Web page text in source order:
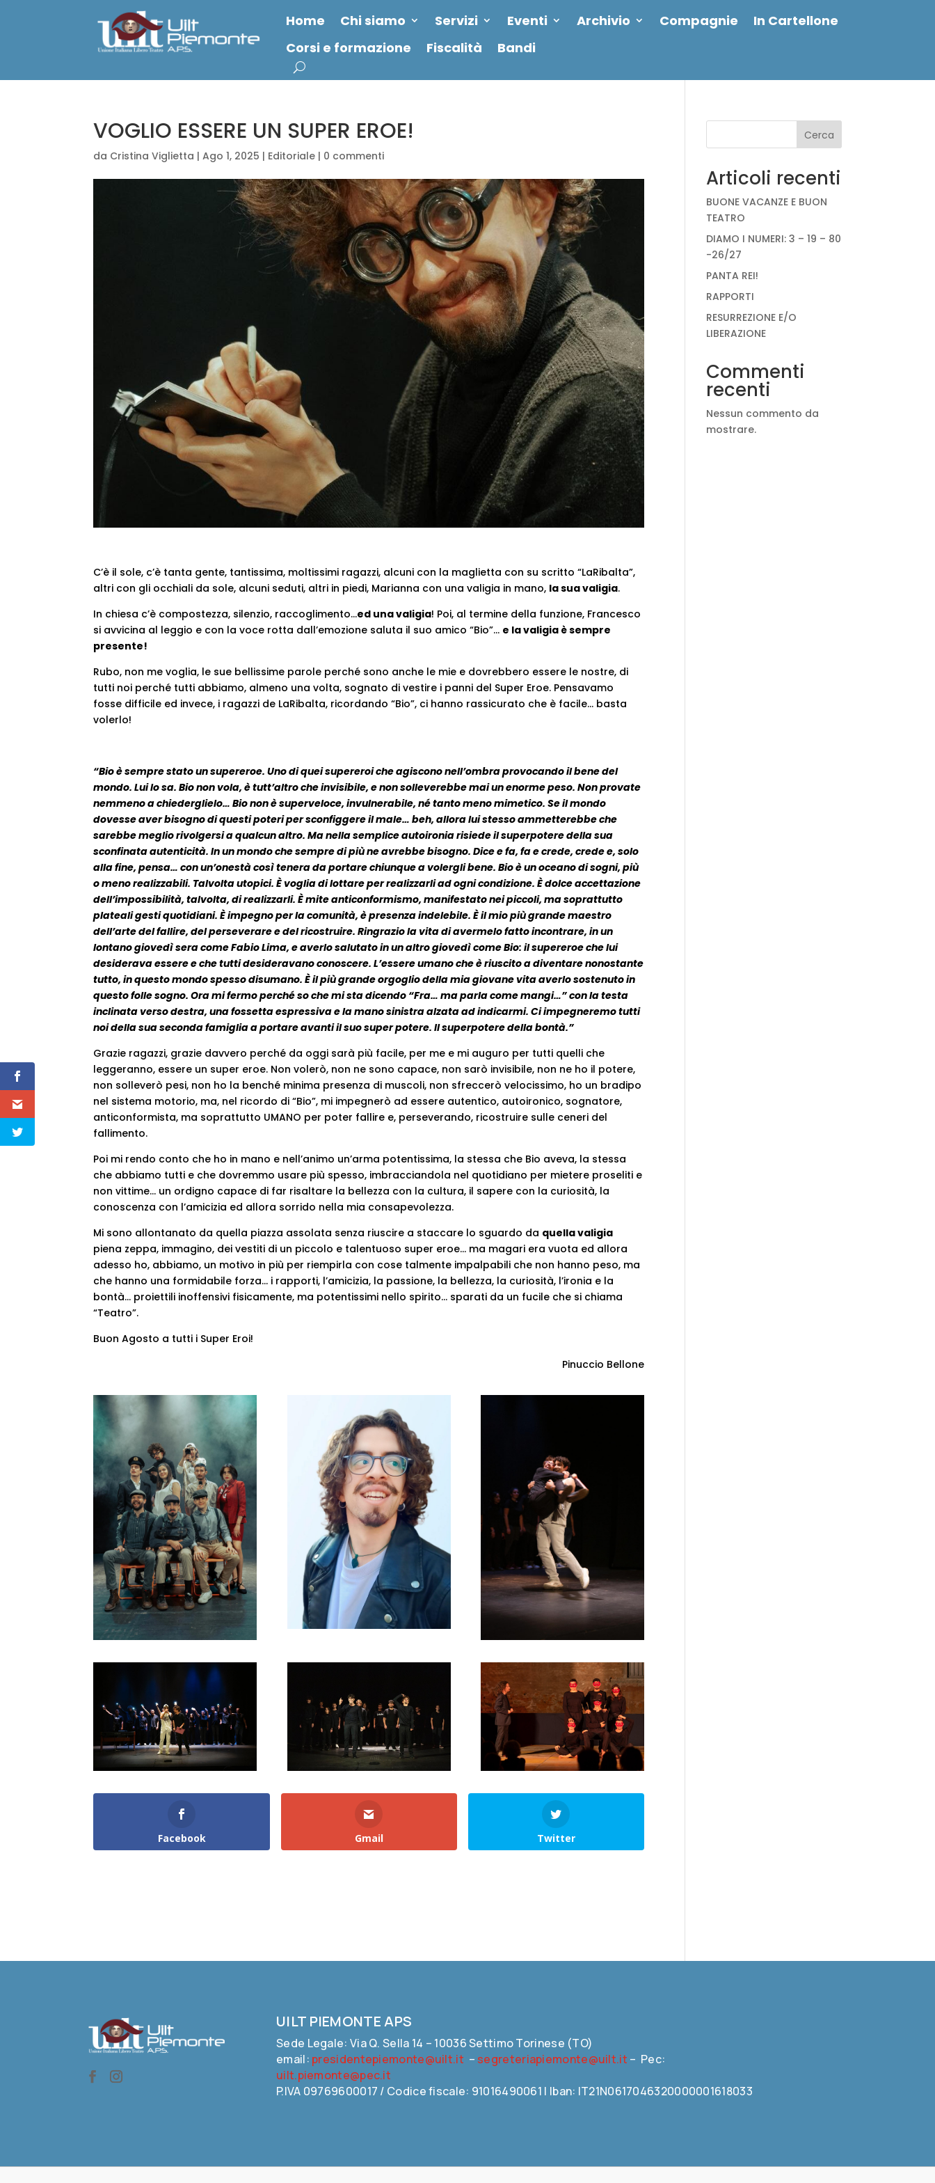
Home Chi siamo Servizi Eventi Archivio Compagnie
In Cartellone
Corsi e formazione
Fiscalità Bandi
VOGLIO ESSERE UN SUPER EROE!
da Cristina Viglietta |Ago 1, 2025 | Editoriale | 0 commenti
C’è il sole, c’è tanta gente, tantissima, moltissimi ragazzi, alcuni con la maglietta con su scritto “LaRibalta”,
altri con gli occhiali da sole, alcuni seduti, altri in piedi, Marianna con una valigia in mano, la sua valigia.
In chiesa c’è compostezza, silenzio, raccoglimento…ed una valigia! Poi, al termine della funzione, Francesco
si avvicina al leggio e con la voce rotta dall’emozione saluta il suo amico “Bio”… e la valigia è sempre
presente!
Rubo, non me voglia, le sue bellissime parole perché sono anche le mie e dovrebbero essere le nostre, di
tutti noi perché tutti abbiamo, almeno una volta, sognato di vestire i panni del Super Eroe. Pensavamo
fosse difficile ed invece, i ragazzi de LaRibalta, ricordando “Bio”, ci hanno rassicurato che è facile… basta
volerlo!
“Bio è sempre stato un supereroe. Uno di quei supereroi che agiscono nell’ombra provocando il bene del
mondo. Lui lo sa. Bio non vola, è tutt’altro che invisibile, e non solleverebbe mai un enorme peso. Non provate
nemmeno a chiederglielo… Bio non è superveloce, invulnerabile, né tanto meno mimetico. Se il mondo
dovesse aver bisogno di questi poteri per sconfiggere il male… beh, allora lui stesso ammetterebbe che
sarebbe meglio rivolgersi a qualcun altro. Ma nella semplice autoironia risiede il superpotere della sua
sconfinata autenticità. In un mondo che sempre di più ne avrebbe bisogno. Dice e fa, fa e crede, crede e, solo
alla fine, pensa… con un’onestà così tenera da portare chiunque a volergli bene. Bio è un oceano di sogni, più
o meno realizzabili. Talvolta utopici. È voglia di lottare per realizzarli ad ogni condizione. È dolce accettazione
dell’impossibilità, talvolta, di realizzarli. È mite anticonformismo, manifestato nei piccoli, ma soprattutto
plateali gesti quotidiani. È impegno per la comunità, è presenza indelebile. È il mio più grande maestro
dell’arte del fallire, del perseverare e del ricostruire. Ringrazio la vita di avermelo fatto incontrare, in un
lontano giovedì sera come Fabio Lima, e averlo salutato in un altro giovedì come Bio: il supereroe che lui
desiderava essere e che tutti desideravano conoscere. L’essere umano che è riuscito a diventare nonostante
tutto, in questo mondo spesso disumano. È il più grande orgoglio della mia giovane vita averlo sostenuto in
questo folle sogno. Ora mi fermo perché so che mi sta dicendo “Fra… ma parla come mangi…” con la testa
inclinata verso destra, una fossetta espressiva e la mano sinistra alzata ad indicarmi. Ci impegneremo tutti
noi della sua seconda famiglia a portare avanti il suo super potere. Il superpotere della bontà.”
Grazie ragazzi, grazie davvero perché da oggi sarà più facile, per me e mi auguro per tutti quelli che
leggeranno, essere un super eroe. Non volerò, non ne sono capace, non sarò invisibile, non ne ho il potere,
non solleverò pesi, non ho la benché minima presenza di muscoli, non sfreccerò velocissimo, ho un bradipo
nel sistema motorio, ma, nel ricordo di “Bio”, mi impegnerò ad essere autentico, autoironico, sognatore,
anticonformista, ma soprattutto UMANO per poter fallire e, perseverando, ricostruire sulle ceneri del
fallimento.
Poi mi rendo conto che ho in mano e nell’animo un’arma potentissima, la stessa che Bio aveva, la stessa
che abbiamo tutti e che dovremmo usare più spesso, imbracciandola nel quotidiano per mietere proseliti e
non vittime… un ordigno capace di far risaltare la bellezza con la cultura, il sapere con la curiosità, la
conoscenza con l’amicizia ed allora sorrido nella mia consapevolezza.
Mi sono allontanato da quella piazza assolata senza riuscire a staccare lo sguardo da quella valigia
piena zeppa, immagino, dei vestiti di un piccolo e talentuoso super eroe… ma magari era vuota ed allora
adesso ho, abbiamo, un motivo in più per riempirla con cose talmente impalpabili che non hanno peso, ma
che hanno una formidabile forza… i rapporti, l’amicizia, la passione, la bellezza, la curiosità, l’ironia e la
bontà… proiettili inoffensivi fisicamente, ma potentissimi nello spirito… sparati da un fucile che si chiama
“Teatro”.
Buon Agosto a tutti i Super Eroi!
Pinuccio Bellone
Facebook Gmail Twitter
Cerca
Articoli recenti
BUONE VACANZE E BUON
TEATRO
DIAMO I NUMERI: 3 – 19 – 80
-26/27
PANTA REI!
RAPPORTI
RESURREZIONE E/O
LIBERAZIONE
Commenti
recenti
Nessun commento da
mostrare.
UILT PIEMONTE APS
Sede Legale: Via Q. Sella 14 – 10036 Settimo Torinese (TO)
email: presidentepiemonte@uilt.it – segreteriapiemonte@uilt.it – Pec:
uilt.piemonte@pec.it
P.IVA 09769600017 / Codice fiscale: 91016490061 | Iban: IT21N0617046320000001618033